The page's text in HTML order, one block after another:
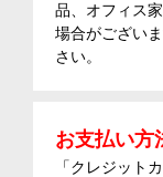
品、オフィス
場合がござい
さい。
お支払い方
「クレジット